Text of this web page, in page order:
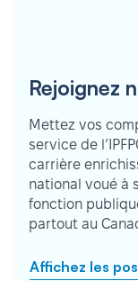
Rejoignez
Mettez vos
service de
carrière
national voué à
fonction
partout au
Affichez les